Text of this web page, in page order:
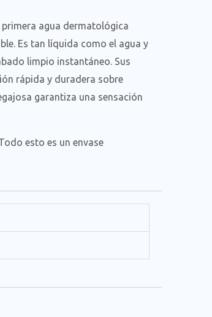
primera agua dermatológica
Es tan líquida como el agua y
limpio instantáneo. Sus
rápida y duradera sobre
garantiza una sensación
esto es un envase